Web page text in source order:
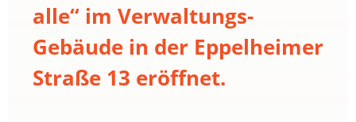
alle“ im Verwaltungs-
Gebäude in der Eppelheimer
Straße 13 eröffnet.